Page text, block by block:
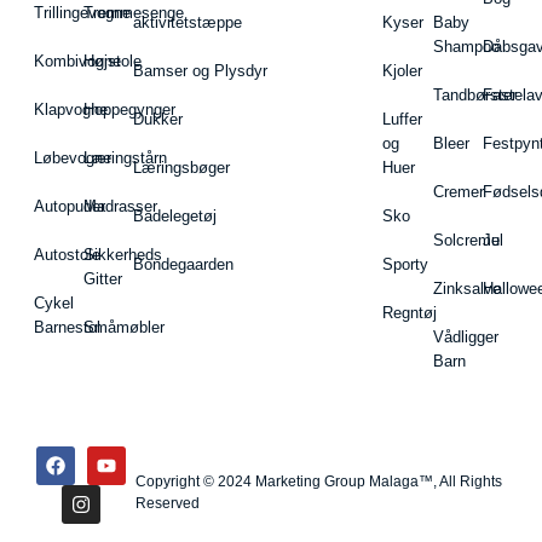
Trillingevogne
Kombivogne
Klapvogne
Løbevogne
Autopuder
Autostole
Cykel
Barnestol
Tremmesenge
Højstole
Hoppegynger
Læringstårn
Madrasser
Sikkerheds
Gitter
Småmøbler
aktivitetstæppe
Bamser og Plysdyr
Dukker
Læringsbøger
Badelegetøj
Bondegaarden
Kyser
Kjoler
Luffer
og
Huer
Sko
Sporty
Regntøj
Baby
Shampoo
Tandbørster
Bleer
Cremer
Solcreme
Zinksalve
Vådligger
Barn
Jul
Copyright © 2024 Marketing Group Malaga™, All Rights
Reserved